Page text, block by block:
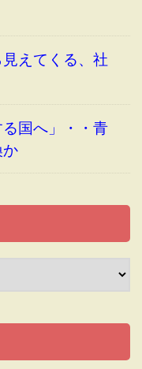
えてくる、社
国へ」・・青